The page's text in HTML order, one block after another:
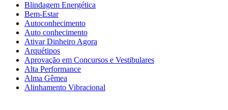
Blindagem Energética
Bem-Estar
Autoconhecimento
Auto conhecimento
Ativar Dinheiro Agora
Arquétipos
Aprovação em Concursos e Vestibulares
Alta Performance
Alma Gêmea
Alinhamento Vibracional